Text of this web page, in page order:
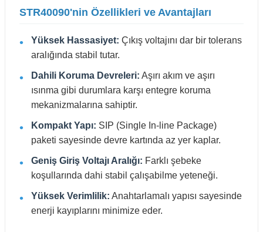
STR40090'nin Özellikleri ve Avantajları
Yüksek Hassasiyet: Çıkış voltajını dar bir tolerans
aralığında stabil tutar.
Dahili Koruma Devreleri: Aşırı akım ve aşırı
ısınma gibi durumlara karşı entegre koruma
mekanizmalarına sahiptir.
Kompakt Yapı: SIP (Single In-line Package)
paketi sayesinde devre kartında az yer kaplar.
Geniş Giriş Voltajı Aralığı: Farklı şebeke
koşullarında dahi stabil çalışabilme yeteneği.
Yüksek Verimlilik: Anahtarlamalı yapısı sayesinde
enerji kayıplarını minimize eder.